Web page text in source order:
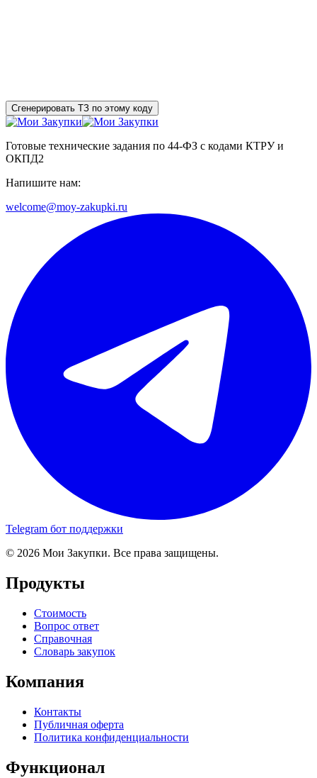
Сгенерировать ТЗ по этому коду
Готовые технические задания по 44-ФЗ с кодами КТРУ и
ОКПД2
Напишите нам:
welcome@moy-zakupki.ru
Telegram бот поддержки
© 2026 Мои Закупки. Все права защищены.
Продукты
Стоимость
Вопрос ответ
Справочная
Словарь закупок
Компания
Контакты
Публичная оферта
Политика конфиденциальности
Функционал